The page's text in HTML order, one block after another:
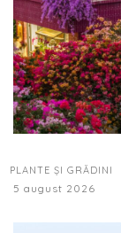
PLANTE ȘI GRĂDINI
5 august 2026